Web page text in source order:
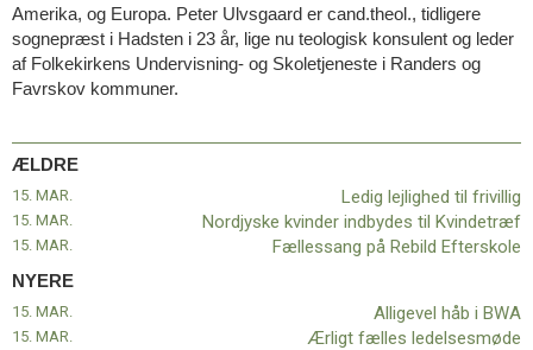
9.0:
Forside
10.0:
Nyheder
11.0:
Kalender
12.0:
Inspiration
14.0:
Mission
15.0:
Om
BaptistKirken
16.0:
Kontakt
Næste
indlæg:
Alligevel
håb
Amerika, og Europa. Peter Ulvsgaard er cand.theol., tidligere
sognepræst i Hadsten i 23 år, lige nu teologisk konsulent og leder
af Folkekirkens Undervisning- og Skoletjeneste i Randers og
Favrskov kommuner.
ÆLDRE
15. MAR. Ledig lejlighed til frivillig
15. MAR. Nordjyske kvinder indbydes til Kvindetræf
15. MAR. Fællessang på Rebild Efterskole
NYERE
Alligevel håb i BWA
15. MAR.
Ærligt fælles ledelsesmøde
15. MAR.